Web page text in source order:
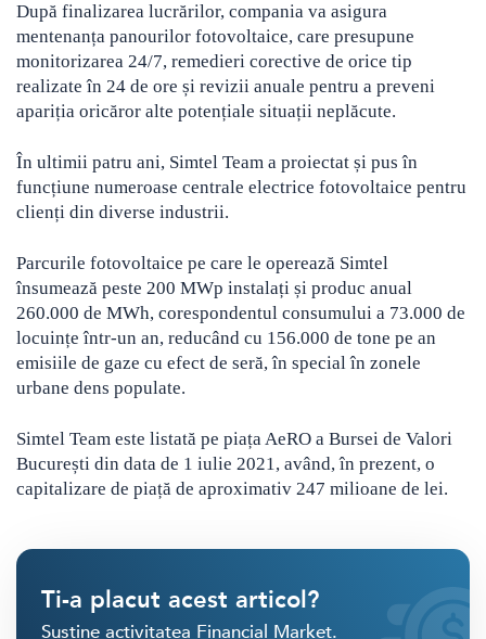
După finalizarea lucrărilor, compania va asigura
mentenanța panourilor fotovoltaice, care presupune
monitorizarea 24/7, remedieri corective de orice tip
realizate în 24 de ore și revizii anuale pentru a preveni
apariția oricăror alte potențiale situații neplăcute.
În ultimii patru ani, Simtel Team a proiectat și pus în
funcțiune numeroase centrale electrice fotovoltaice pentru
clienți din diverse industrii.
Parcurile fotovoltaice pe care le operează Simtel
însumează peste 200 MWp instalați și produc anual
260.000 de MWh, corespondentul consumului a 73.000 de
locuințe într-un an, reducând cu 156.000 de tone pe an
emisiile de gaze cu efect de seră, în special în zonele
urbane dens populate.
Simtel Team este listată pe piața AeRO a Bursei de Valori
București din data de 1 iulie 2021, având, în prezent, o
capitalizare de piață de aproximativ 247 milioane de lei.
Ti-a placut acest articol?
Susține activitatea Financial Market.